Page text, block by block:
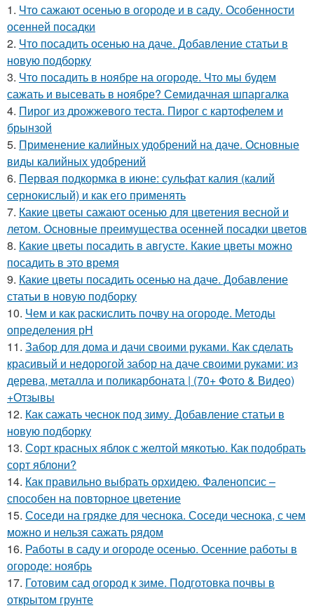
1. Что сажают осенью в огороде и в саду. Особенности
осенней посадки
2. Что посадить осенью на даче. Добавление статьи в
новую подборку
3. Что посадить в ноябре на огороде. Что мы будем
сажать и высевать в ноябре? Семидачная шпаргалка
4. Пирог из дрожжевого теста. Пирог с картофелем и
брынзой
5. Применение калийных удобрений на даче. Основные
виды калийных удобрений
6. Первая подкормка в июне: сульфат калия (калий
сернокислый) и как его применять
7. Какие цветы сажают осенью для цветения весной и
летом. Основные преимущества осенней посадки цветов
8. Какие цветы посадить в августе. Какие цветы можно
посадить в это время
9. Какие цветы посадить осенью на даче. Добавление
статьи в новую подборку
10. Чем и как раскислить почву на огороде. Методы
определения рН
11. Забор для дома и дачи своими руками. Как сделать
красивый и недорогой забор на даче своими руками: из
дерева, металла и поликарбоната | (70+ Фото & Видео)
+Отзывы
12. Как сажать чеснок под зиму. Добавление статьи в
новую подборку
13. Сорт красных яблок с желтой мякотью. Как подобрать
сорт яблони?
14. Как правильно выбрать орхидею. Фаленопсис –
способен на повторное цветение
15. Соседи на грядке для чеснока. Соседи чеснока, с чем
можно и нельзя сажать рядом
16. Работы в саду и огороде осенью. Осенние работы в
огороде: ноябрь
17. Готовим сад огород к зиме. Подготовка почвы в
открытом грунте